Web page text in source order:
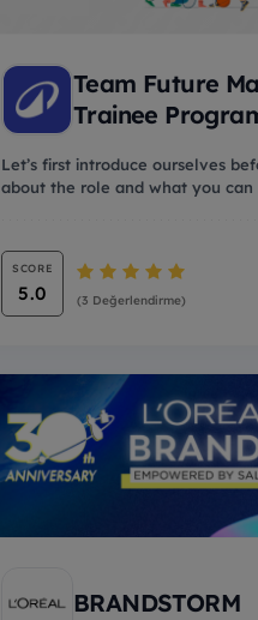
Team Future
Trainee
Let’s first introduce ourselves
about the role and what you can
SCORE
5.0 (3 Değerlendirme)
BRANDSTORM